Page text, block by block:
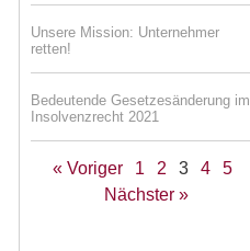
Unsere Mission: Unternehmer
retten!
Bedeutende Gesetzesänderung im
Insolvenzrecht 2021
« Voriger 1 2 3 4
5
Nächster »